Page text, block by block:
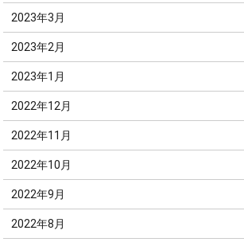
2023年3月
2023年2月
2023年1月
2022年12月
2022年11月
2022年10月
2022年9月
2022年8月